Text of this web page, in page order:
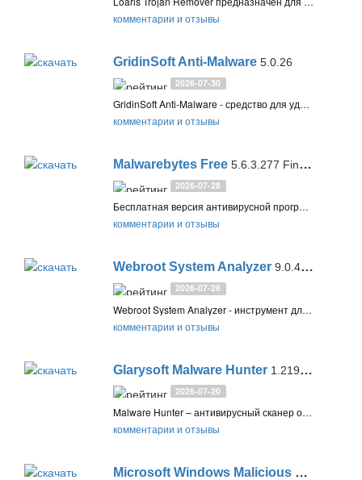
комментарии и отзывы
GridinSoft Anti-Malware 5.0.26
2026-07-30
GridinSoft Anti-Malware - средство для удаления вредоносных программ без необходимости вручную править системные файлы и реестр. Обнаруживает и удаляет: шпионское и рекламного ПО, ПНП, трояны с удаленным доступом, интернет-черви
комментарии и отзывы
Malwarebytes Free 5.6.3.277 Final / 4.6.17
2026-07-28
Бесплатная версия антивирусной программы Malwarebytes Anti-Malware Free предназначена для быстрого сканирования системы в поисках вредоносного, шпионского и рекламного ПО, а также лечения самых сложных заражений
комментарии и отзывы
Webroot System Analyzer 9.0.45.63
2026-07-26
Webroot System Analyzer - инструмент для быстрой и точной диагностики системы, который позволяет выявить проблемы и предоставляет полный отчет об оборудовании, операционной системе и установленных приложениях на вашем компьютере
комментарии и отзывы
Glarysoft Malware Hunter 1.219.0.863
2026-07-20
Malware Hunter – антивирусный сканер от Glarysoft для обнаружения и удаления активных угроз в системе Windows. Позволяет выполнять быструю, полную и выборочную проверку, а также сканирование через контекстное меню
комментарии и отзывы
Microsoft Windows Malicious Software Removal Tool (KB890830)